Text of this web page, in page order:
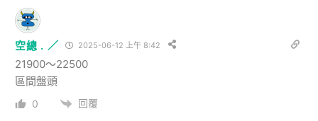
空總 . ／ 2025-06-12 上午 8:42
21900～22500
區間盤頭
0 回覆